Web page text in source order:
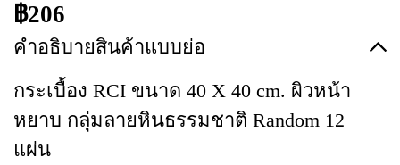
฿206
คำอธิบายสินค้าแบบย่อ
กระเบื้อง RCI ขนาด 40 X 40 cm. ผิวหน้า
หยาบ กลุ่มลายหินธรรมชาติ Random 12
แผ่น